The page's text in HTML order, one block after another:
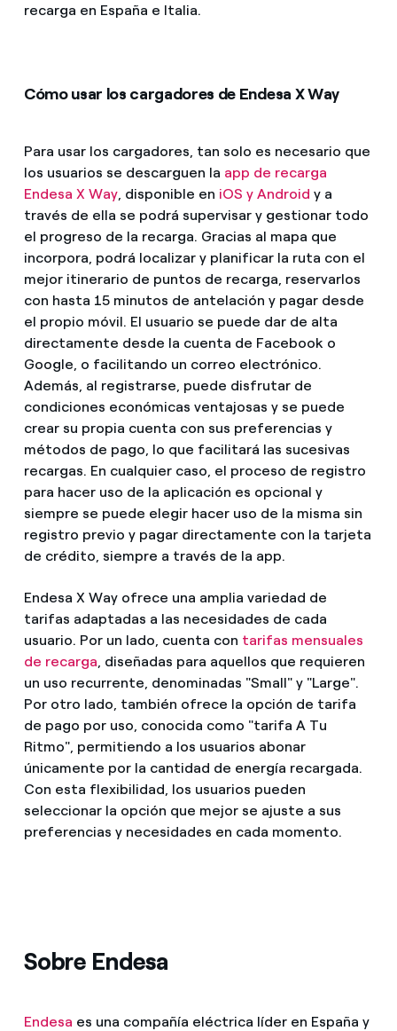
recarga en España e Italia.
Cómo usar los cargadores de Endesa X Way
Para usar los cargadores, tan solo es necesario que
los usuarios se descarguen la app de recarga
Endesa X Way, disponible en iOS y Android y a
través de ella se podrá supervisar y gestionar todo
el progreso de la recarga. Gracias al mapa que
incorpora, podrá localizar y planificar la ruta con el
mejor itinerario de puntos de recarga, reservarlos
con hasta 15 minutos de antelación y pagar desde
el propio móvil. El usuario se puede dar de alta
directamente desde la cuenta de Facebook o
Google, o facilitando un correo electrónico.
Además, al registrarse, puede disfrutar de
condiciones económicas ventajosas y se puede
crear su propia cuenta con sus preferencias y
métodos de pago, lo que facilitará las sucesivas
recargas. En cualquier caso, el proceso de registro
para hacer uso de la aplicación es opcional y
siempre se puede elegir hacer uso de la misma sin
registro previo y pagar directamente con la tarjeta
de crédito, siempre a través de la app.
Endesa X Way ofrece una amplia variedad de
tarifas adaptadas a las necesidades de cada
usuario. Por un lado, cuenta con tarifas mensuales
de recarga, diseñadas para aquellos que requieren
un uso recurrente, denominadas "Small" y "Large".
Por otro lado, también ofrece la opción de tarifa
de pago por uso, conocida como "tarifa A Tu
Ritmo", permitiendo a los usuarios abonar
únicamente por la cantidad de energía recargada.
Con esta flexibilidad, los usuarios pueden
seleccionar la opción que mejor se ajuste a sus
preferencias y necesidades en cada momento.
Sobre Endesa
Endesa es una compañía eléctrica líder en España y